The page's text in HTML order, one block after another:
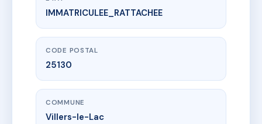
www.vme.plus/AC6621064
LE CHATEAU D'EAU
23 r du quartier neuf
IMMATRICULEE_RATTACHEE
CODE POSTAL
25130
COMMUNE
Villers-le-Lac